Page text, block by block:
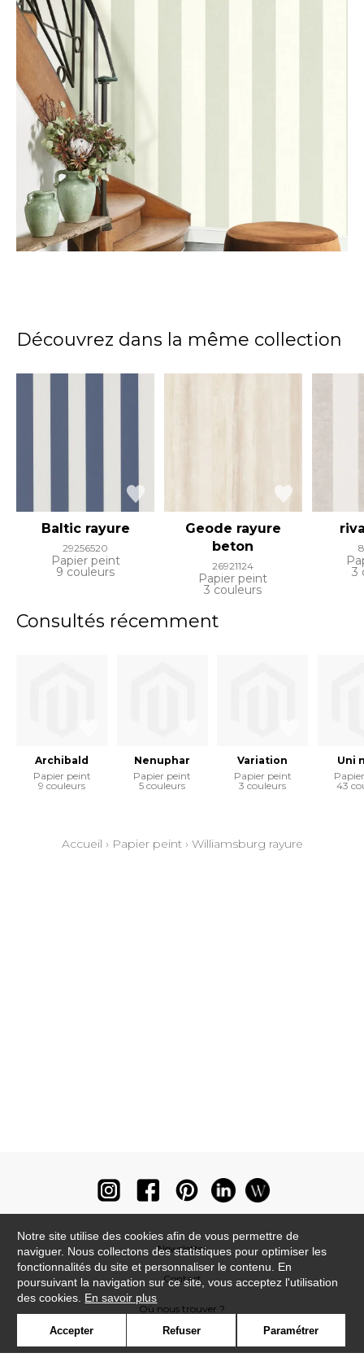
Découvrez dans la même collection
Baltic rayure
29256520
Papier peint
9 couleurs
Geode rayure
beton
26921124
Papier peint
3 couleurs
3
Consultés récemment
Archibald
Papier peint
9 couleurs
Nenuphar
Papier peint
5 couleurs
Variation
Papier peint
3 couleurs
Uni
43
Accueil › Papier peint› Williamsburg rayure
Newsletter
Contact
Où nous trouver ?
Notre site utilise des cookies afin de vous permettre de
naviguer. Nous collectons des statistiques pour optimiser les
fonctionnalités du site et personnaliser le contenu. En
poursuivant la navigation sur ce site, vous acceptez l'utilisation
des cookies. En savoir plus
Accepter Refuser Paramétrer